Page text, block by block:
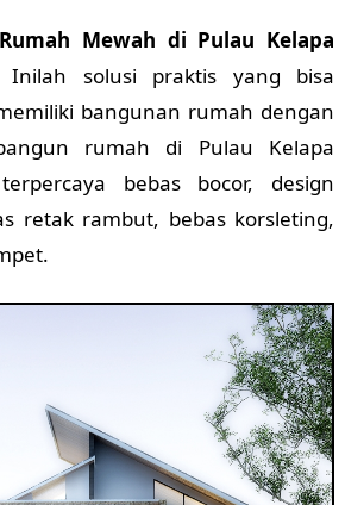
Mewah di Pulau Kelapa
Inilah solusi praktis yang bisa
bangunan rumah dengan
rumah di Pulau Kelapa
bebas bocor, design
retak rambut, bebas korsleting,